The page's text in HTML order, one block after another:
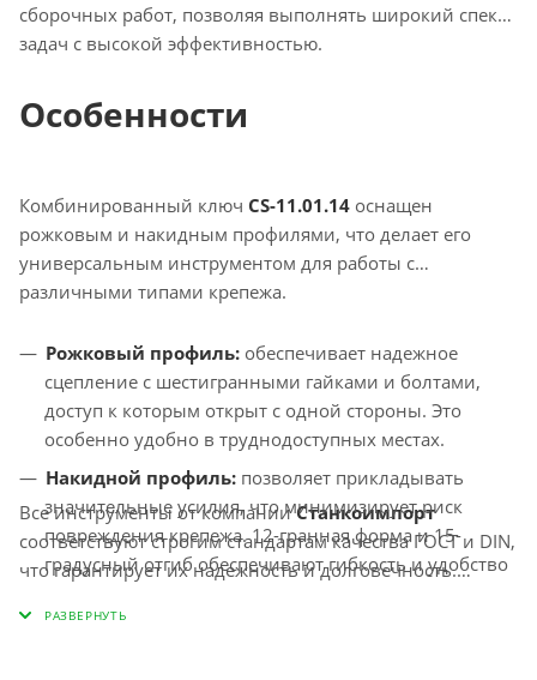
сборочных работ, позволяя выполнять широкий спектр
задач с высокой эффективностью.
Особенности
Комбинированный ключ CS-11.01.14 оснащен
рожковым и накидным профилями, что делает его
универсальным инструментом для работы с
различными типами крепежа.
Рожковый профиль: обеспечивает надежное
сцепление с шестигранными гайками и болтами,
доступ к которым открыт с одной стороны. Это
особенно удобно в труднодоступных местах.
Накидной профиль: позволяет прикладывать
значительные усилия, что минимизирует риск
повреждения крепежа. 12-гранная форма и 15-
градусный отгиб обеспечивают гибкость и удобство
Все инструменты от компанииСтанкоимпорт
соответствуют строгим стандартам качества ГОСТ и DIN,
что гарантирует их надежность и долговечность.
комбинированного ключа существенно упрощает и